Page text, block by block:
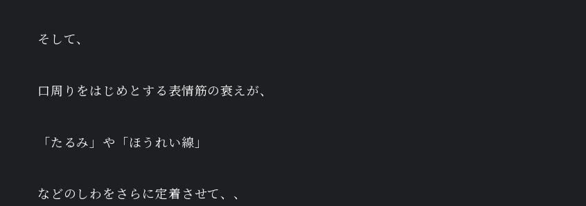
そして、
口周りをはじめとする表情筋の衰えが、
「たるみ」や「ほうれい線」
などのしわをさらに定着させて、、